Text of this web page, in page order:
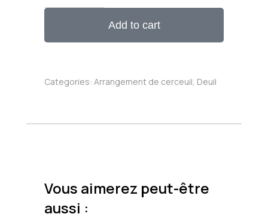
Add to cart
Categories: Arrangement de cerceuil, Deuil
Vous aimerez peut-être
aussi :